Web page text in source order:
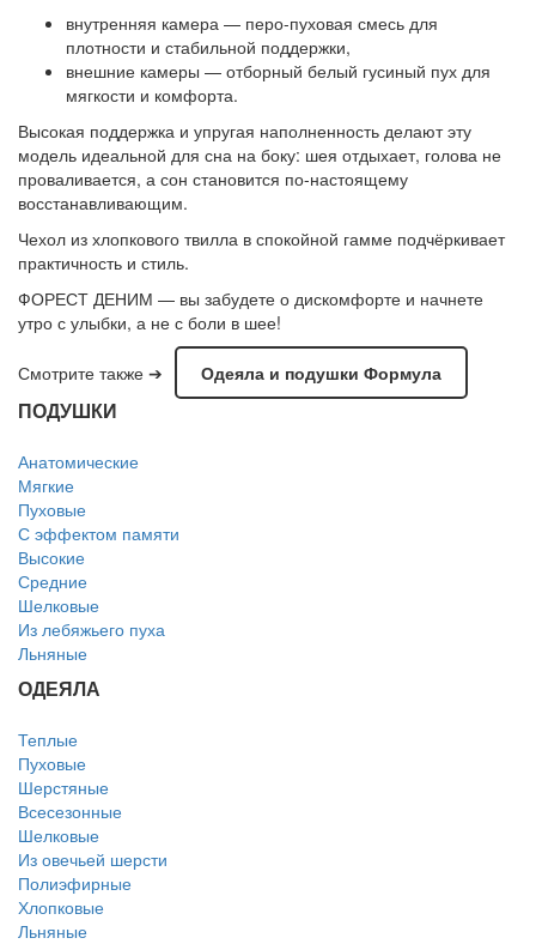
внутренняя камера — перо-пуховая смесь для
плотности и стабильной поддержки,
внешние камеры — отборный белый гусиный пух для
мягкости и комфорта.
Высокая поддержка и упругая наполненность делают эту
модель идеальной для сна на боку: шея отдыхает, голова не
проваливается, а сон становится по-настоящему
восстанавливающим.
Чехол из хлопкового твилла в спокойной гамме подчёркивает
практичность и стиль.
ФОРЕСТ ДЕНИМ — вы забудете о дискомфорте и начнете
утро с улыбки, а не с боли в шее!
Смотрите также ➔ Одеяла и подушки Формула
ПОДУШКИ
Анатомические
Мягкие
Пуховые
С эффектом памяти
Высокие
Средние
Шелковые
Из лебяжьего пуха
Льняные
ОДЕЯЛА
Теплые
Пуховые
Шерстяные
Всесезонные
Шелковые
Из овечьей шерсти
Полиэфирные
Хлопковые
Льняные